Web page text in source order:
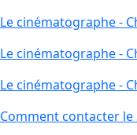
Le cinématographe -
Le cinématographe -
Le cinématographe -
Comment contacter le